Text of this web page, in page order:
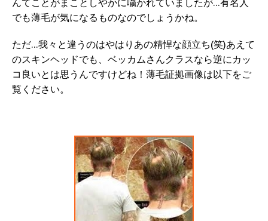
でも薄毛が気になるものなのでしょうかね。
ただ…我々と違うのはやはりあの精悍な顔立ち(笑)あえて
のスキンヘッドでも、ベッカムさんクラスなら逆にカッ
コ良いとは思うんですけどね！薄毛証拠画像は以下をご
覧ください。